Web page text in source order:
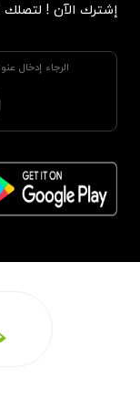
إشترك الآن ! لتصلك